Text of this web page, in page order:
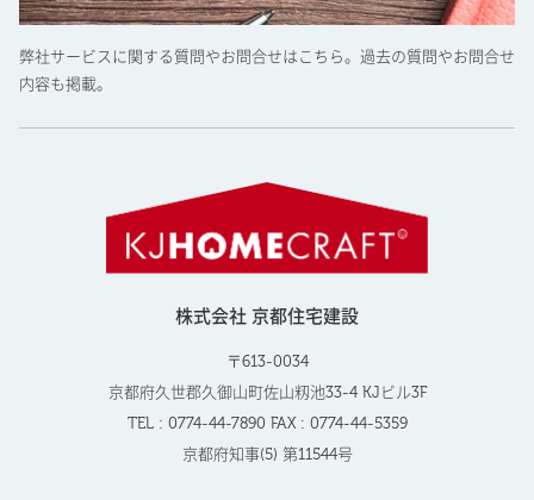
弊社サービスに関する質問やお問合せはこちら。過去の質問やお問合せ
内容も掲載。
株式会社 京都住宅建設
〒613-0034
京都府久世郡久御山町佐山籾池33-4 KJビル3F
TEL : 0774-44-7890 FAX : 0774-44-5359
京都府知事(5) 第11544号